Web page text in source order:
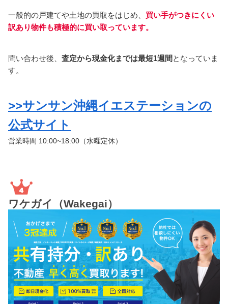
一般的の戸建てや土地の買取をはじめ、 買い手がつきにくい
訳あり物件も積極的に買い取っています。
問い合わせ後、 査定から現金化までは最短1週間 となっていま
す。
>>サンサン沖縄イエステーションの
公式サイト
営業時間 10:00~18:00 （水曜定休）
ワケガイ（Wakegai）